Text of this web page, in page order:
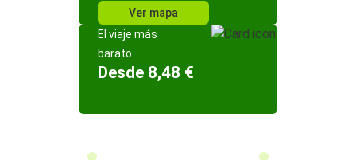
Ver mapa
El viaje más
barato
Desde 8,48 €